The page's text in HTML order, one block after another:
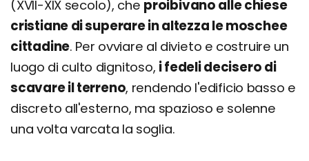
(XVII-XIX secolo), che proibivano alle chiese
cristiane di superare in altezza le moschee
cittadine. Per ovviare al divieto e costruire un
luogo di culto dignitoso, i fedeli decisero di
scavare il terreno, rendendo l'edificio basso e
discreto all'esterno, ma spazioso e solenne
una volta varcata la soglia.